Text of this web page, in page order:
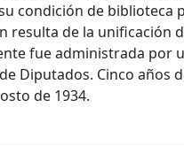
condición de biblioteca
resulta de la unificación
fue administrada por
Diputados. Cinco años
de 1934.